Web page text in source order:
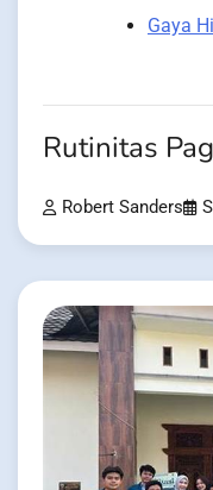
Gaya
Rutinitas
Robert Sanders